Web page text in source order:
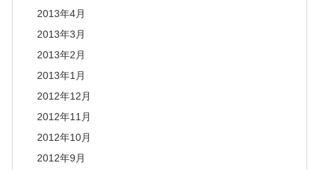
2013年4月
2013年3月
2013年2月
2013年1月
2012年12月
2012年11月
2012年10月
2012年9月